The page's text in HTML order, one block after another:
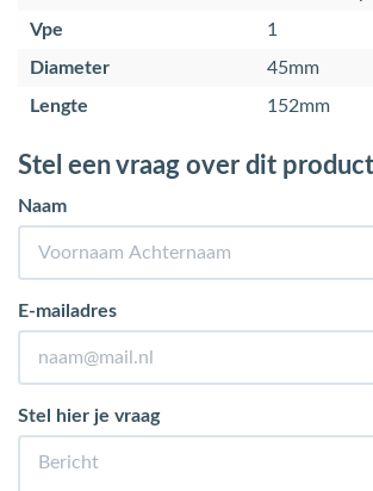
Vpe
1
Diameter
45mm
Lengte
152mm
Stel een vraag over dit product
Naam
E-mailadres
Stel hier je vraag